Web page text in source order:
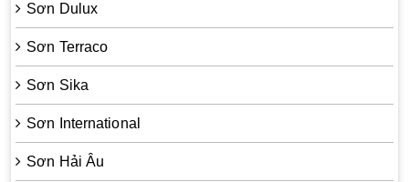
Sơn Dulux
Sơn Terraco
Sơn Sika
Sơn International
Sơn Hải Âu